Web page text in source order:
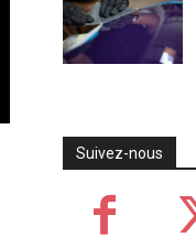
Suivez-nous